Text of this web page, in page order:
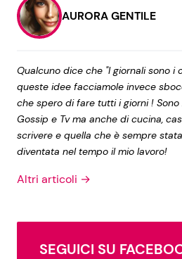
AURORA GENTILE
Qualcuno dice che "I giornali sono i
queste idee facciamole invece
che spero di fare tutti i giorni !
Gossip e Tv ma anche di cucina,
scrivere e quella che è sempre
diventata nel tempo il mio lavoro!
Altri articoli →
SEGUICI SU